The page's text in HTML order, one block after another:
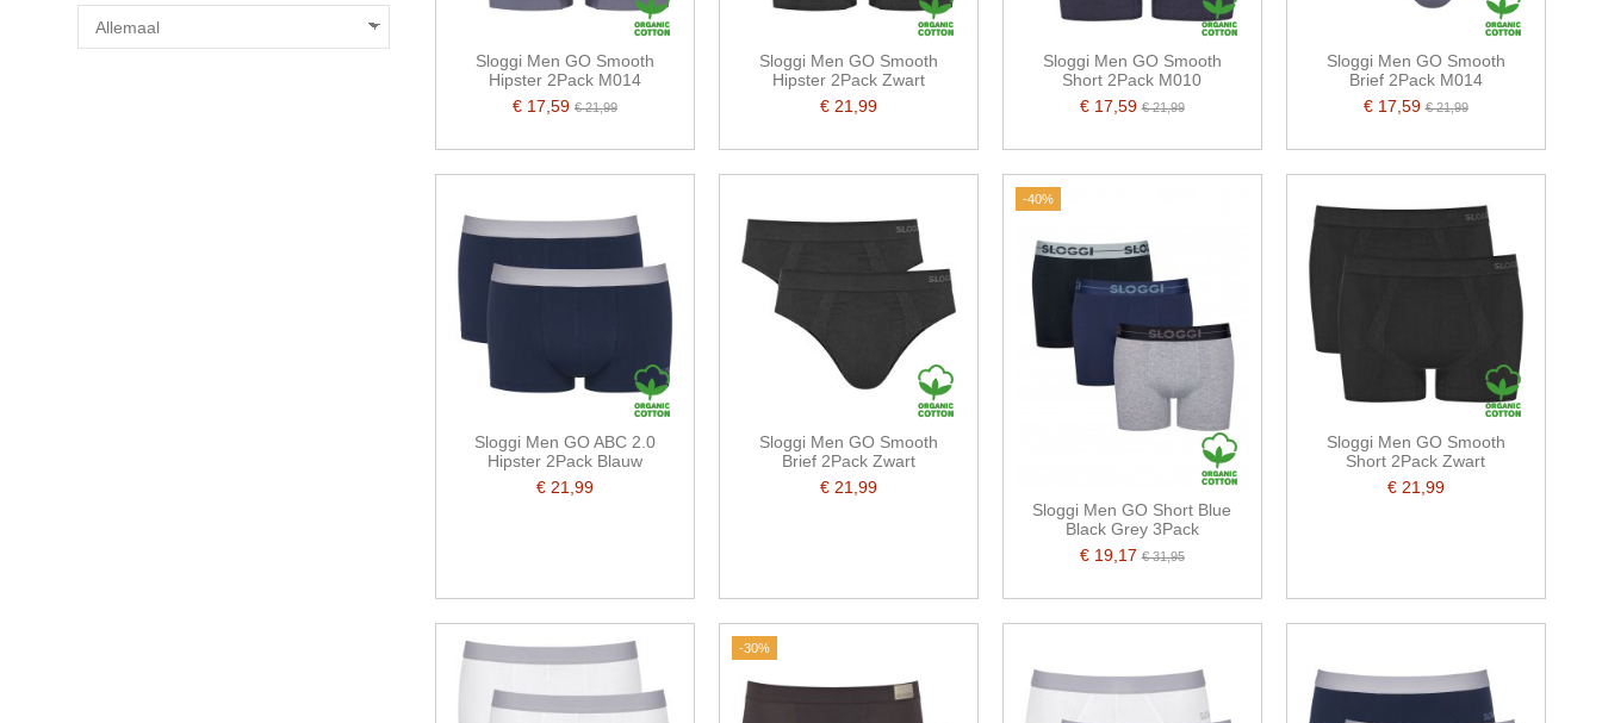
Sloggi Men GO Smooth
Hipster 2Pack M014
€ 17,59 € 21,99
Sloggi Men GO Smooth
Hipster 2Pack Zwart
€ 21,99
Sloggi Men GO Smooth
Short 2Pack M010
€ 17,59€ 21,99
Sloggi Men GO Smooth
Brief 2Pack M014
€ 17,59€ 21,99
Sloggi Men GO ABC 2.0
Hipster 2Pack Blauw
€ 21,99
Sloggi Men GO Smooth
Brief 2Pack Zwart
€ 21,99
-40%
Sloggi Men GO Short Blue
Black Grey 3Pack
€ 19,17€ 31,95
Sloggi Men GO Smooth
Short 2Pack Zwart
€ 21,99
-30%